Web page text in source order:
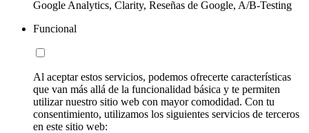
Google Analytics, Clarity, Reseñas de Google, A/B-Testing
Funcional
Al aceptar estos servicios, podemos ofrecerte características
que van más allá de la funcionalidad básica y te permiten
utilizar nuestro sitio web con mayor comodidad. Con tu
consentimiento, utilizamos los siguientes servicios de terceros
en este sitio web: